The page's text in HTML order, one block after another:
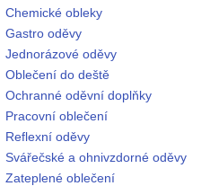
Chemické obleky
Gastro oděvy
Jednorázové oděvy
Oblečení do deště
Ochranné oděvní doplňky
Pracovní oblečení
Reflexní oděvy
Svářečské a ohnivzdorné oděvy
Zateplené oblečení